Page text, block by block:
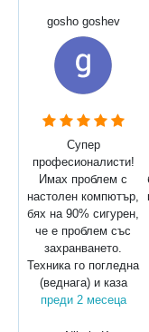
gosho goshev
Супер
професионалисти!
Имах проблем с
настолен компютър,
бях на 90% сигурен,
че е проблем със
захранването.
Техника го погледна
(веднага) и каза
преди 2 месеца